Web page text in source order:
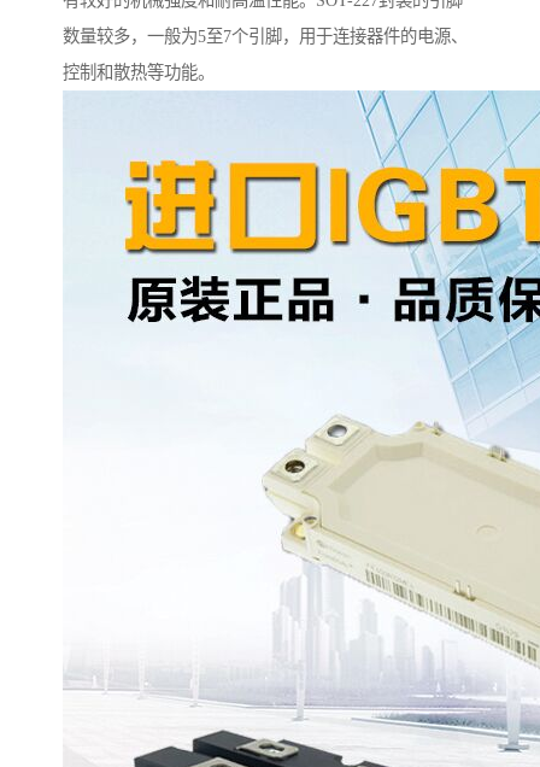
数量较多，一般为5至7个引脚，用于连接器件的电源、
控制和散热等功能。